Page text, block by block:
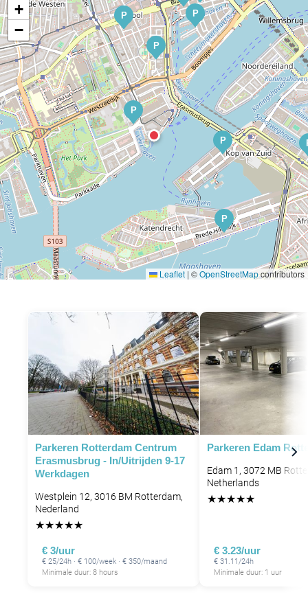
P
P
P
P P
P
+
−
Leaflet | ©OpenStreetMapcontributors
Parkeren Rotterdam Centrum
Erasmusbrug - In/uitrijden 9-17
Werkdagen
Westplein 12, 3016 BM Rotterdam,
Nederland
★★★★★
€ 3/uur
€ 25/24h · € 100/week · € 350/maand
Minimale duur: 8 hours
Parkeren Edam
Edam 1, 3072 MB
Netherlands
★★★★★
€ 3.23/uur
€ 31.11/24h
Minimale duur: 1 uur